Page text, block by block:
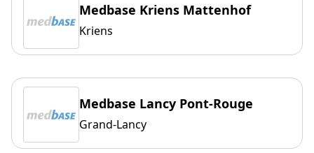
Medbase Kriens Mattenhof
Kriens
Medbase Lancy Pont-Rouge
Grand-Lancy